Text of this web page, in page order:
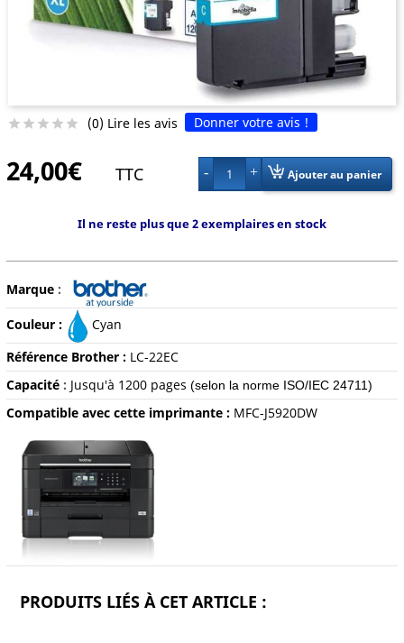
     (0) Lire les avis Donner votre avis !
24,00€ TTC 1 Ajouter au panier
Il ne reste plus que 2 exemplaires en stock
Marque:
Couleur :
Cyan
Référence Brother : LC-22EC
Capacité: Jusqu'à 1200 pages (selon la norme ISO/IEC 24711)
Compatible avec cette imprimante : MFC-J5920DW
PRODUITS LIÉS À CET ARTICLE :